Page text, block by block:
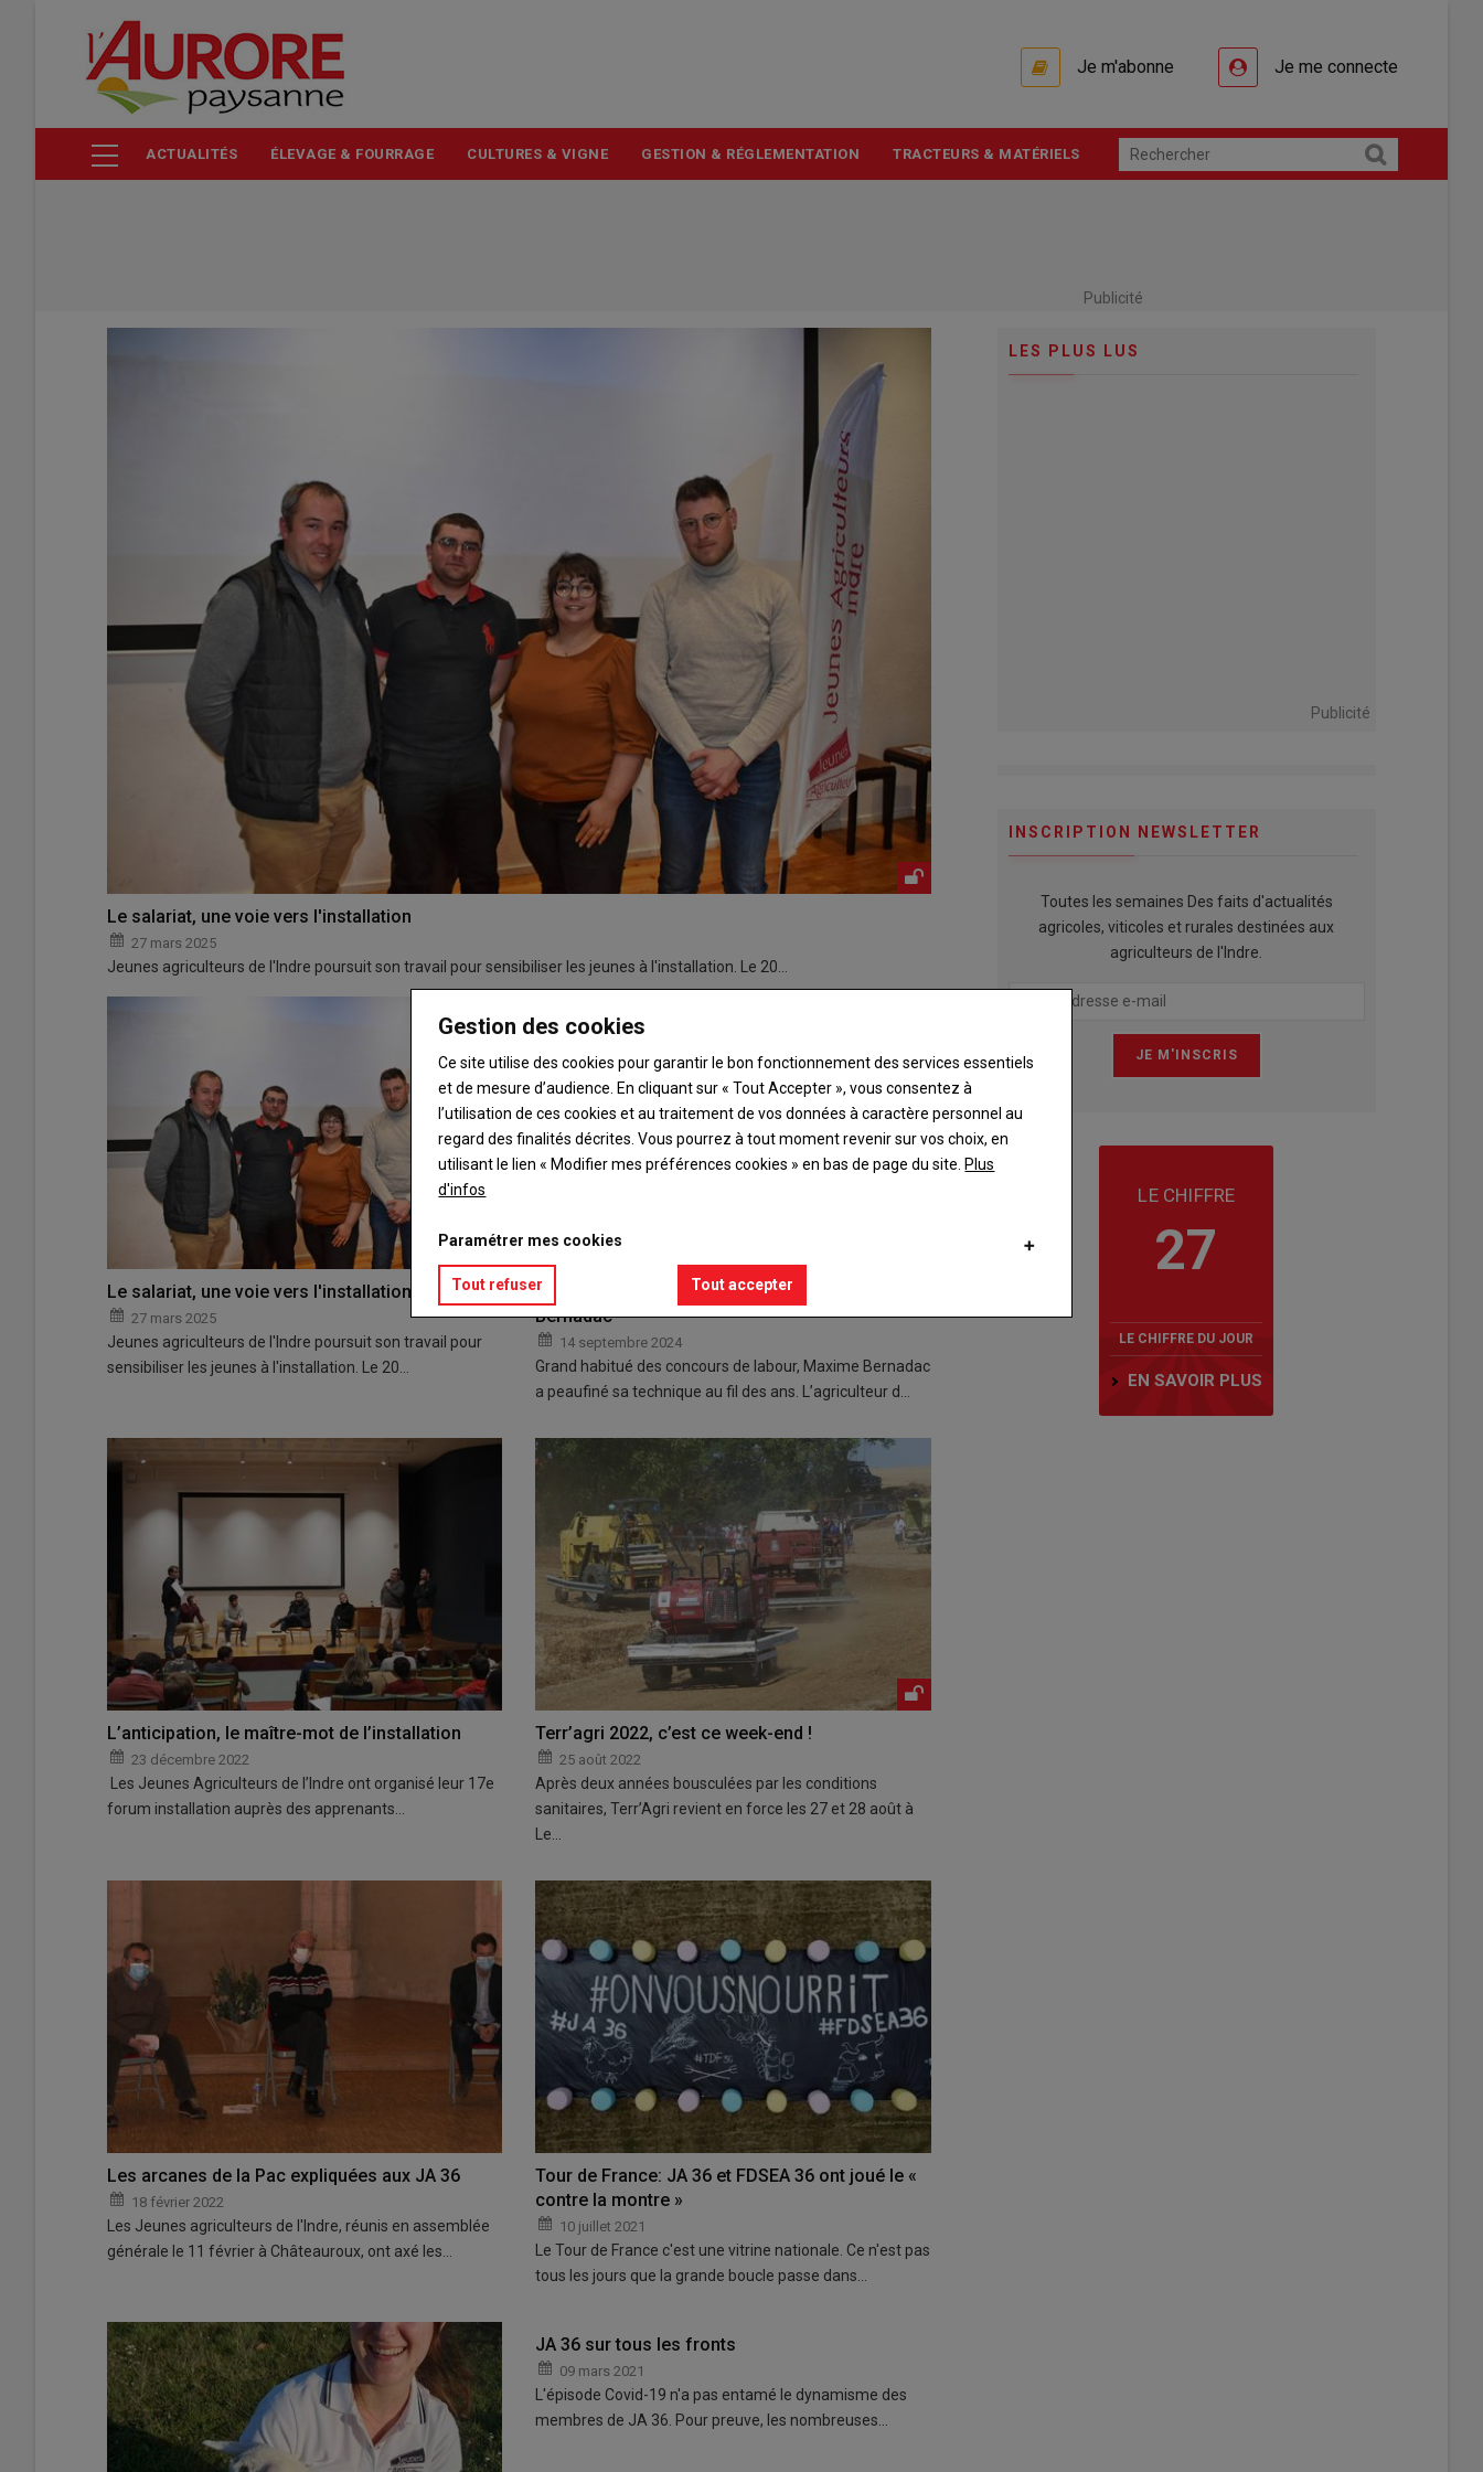
contenu
Je m'abonne Je me connecte
ACTUALITÉS ÉLEVAGE & FOURRAGE CULTURES & VIGNE GESTION & RÉGLEMENTATION TRACTEURS & MATÉRIELS
Publicité
Le salariat, une voie vers l'installation
27 mars 2025
Jeunes agriculteurs de l'Indre poursuit son travail pour sensibiliser les jeunes à l'installation. Le 20…
Le salariat, une voie vers l'installation
27 mars 2025
Jeunes agriculteurs de l'Indre poursuit son travail pour
sensibiliser les jeunes à l'installation. Le 20…
Le labour à plat n’a plus de secret pour Maxime
Bernadac
14 septembre 2024
Grand habitué des concours de labour, Maxime Bernadac
a peaufiné sa technique au fil des ans. L’agriculteur d…
L’anticipation, le maître-mot de l’installation
23 décembre 2022
Les Jeunes Agriculteurs de l’Indre ont organisé leur 17e
forum installation auprès des apprenants…
Terr’agri 2022, c’est ce week-end !
25 août 2022
Après deux années bousculées par les conditions
sanitaires, Terr’Agri revient en force les 27 et 28 août à
Le…
Les arcanes de la Pac expliquées aux JA 36
18 février 2022
Les Jeunes agriculteurs de l'Indre, réunis en assemblée
générale le 11 février à Châteauroux, ont axé les…
Tour de France: JA 36 et FDSEA 36 ont joué le «
contre la montre »
10 juillet 2021
Le Tour de France c'est une vitrine nationale. Ce n'est pas
tous les jours que la grande boucle passe dans…
JA 36 sur tous les fronts
09 mars 2021
L'épisode Covid-19 n'a pas entamé le dynamisme des
membres de JA 36. Pour preuve, les nombreuses…
LES PLUS LUS
Publicité
INSCRIPTION NEWSLETTER
Toutes les semaines Des faits d'actualités
agricoles, viticoles et rurales destinées aux
agriculteurs de l'Indre.
LE CHIFFRE
27
LE CHIFFRE DU JOUR
EN SAVOIR PLUS
Gestion des cookies
Ce site utilise des cookies pour garantir le bon fonctionnement des services essentiels
et de mesure d’audience. En cliquant sur « Tout Accepter », vous consentez à
l’utilisation de ces cookies et au traitement de vos données à caractère personnel au
regard des finalités décrites. Vous pourrez à tout moment revenir sur vos choix, en
utilisant le lien « Modifier mes préférences cookies » en bas de page du site. Plus
d'infos
Paramétrer mes cookies
Tout refuser Tout accepter